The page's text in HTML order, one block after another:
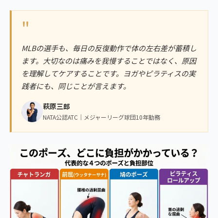
"
MLBの選手も、毎日の反復動作で体の左右差が蓄積し
ます。大切なのは痛みを我慢することではなく、原因
を理解してケアすることです。ヨガやピラティスの実
践者にも、同じことが言えます。
萩原三郎
NATA公認ATC｜メジャーリーグ球団10年勤務